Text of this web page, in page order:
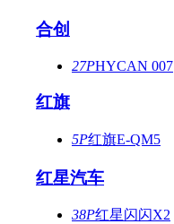
合创
27PHYCAN 007
红旗
5P红旗E-QM5
红星汽车
38P红星闪闪X2